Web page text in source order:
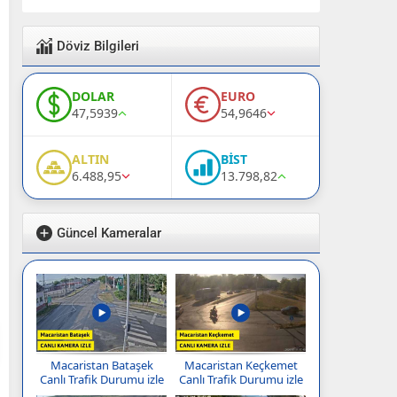
Döviz Bilgileri
DOLAR
47,5939
EURO
54,9646
ALTIN
6.488,95
BİST
13.798,82
Güncel Kameralar
Macaristan Bataşek
Canlı Trafik Durumu izle
Macaristan Keçkemet
Canlı Trafik Durumu izle